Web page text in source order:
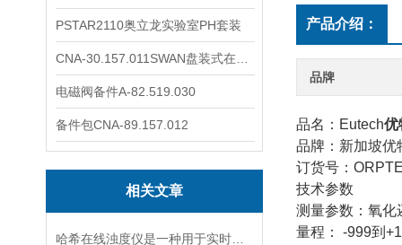
PSTAR2110奥立龙实验室PH套装
电磁阀备件A-82.519.030
备件包CNA-89.157.012
相关文章
产品介绍：
品牌
品名：Eutech优
品牌：新加坡优
订货号：
技术参数
测量参数：氧化
量程： -999到